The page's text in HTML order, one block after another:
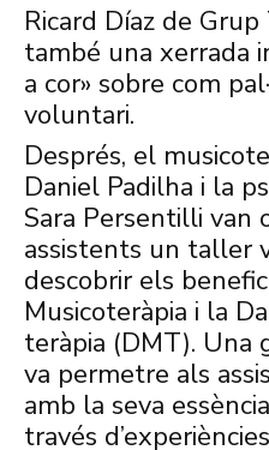
Ricard Díaz de
també una xerrada
a cor» sobre com
voluntari.
Després, el
Daniel Padilha i la
Sara Persentilli van
assistents un taller
descobrir els
Musicoteràpia i la
teràpia (DMT). Una
va permetre als
amb la seva
través